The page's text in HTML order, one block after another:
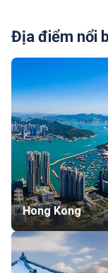
Địa điểm nổi
Hong Kong